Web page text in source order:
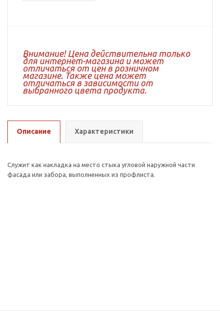
Внимание! Цена действительна только
для интернет-магазина и может
отличаться от цен в розничном
магазине. Также цена может
отличаться в зависимости от
выбранного цвета продукта.
Описание Характеристики
Служит как накладка на место стыка угловой наружной части
фасада или забора, выполненных из профлиста.